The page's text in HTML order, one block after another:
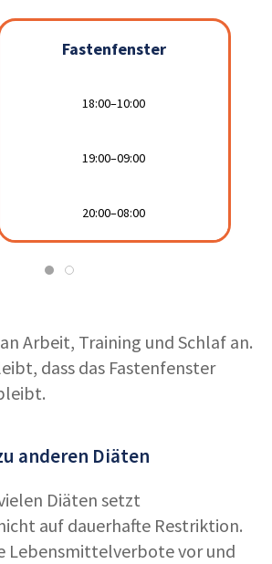
Fastenfenster Essensfenster
18:00–10:00 10:00–18:00
19:00–09:00 09:00–19:00
20:00–08:00 08:00–20:00
Fastenfenster
18:00–10:00
19:00–09:00
20:00–08:00
Arbeit, Training und Schlaf an.
dass das Fastenfenster
anderen Diäten
Diäten setzt
auf dauerhafte Restriktion.
Lebensmittelverbote vor und